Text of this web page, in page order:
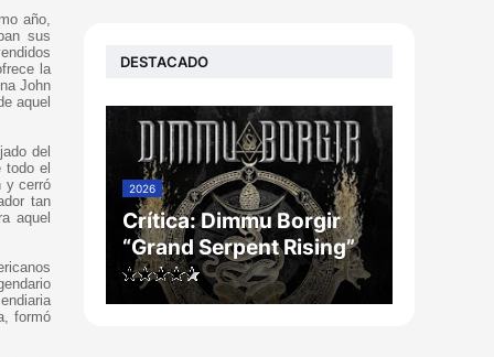
año,
sus
la
John
aquel
del
el
y cerró
tan
aquel
formó
DESTACADO
2026
Crítica: Dimmu Borgir
“Grand Serpent Rising”